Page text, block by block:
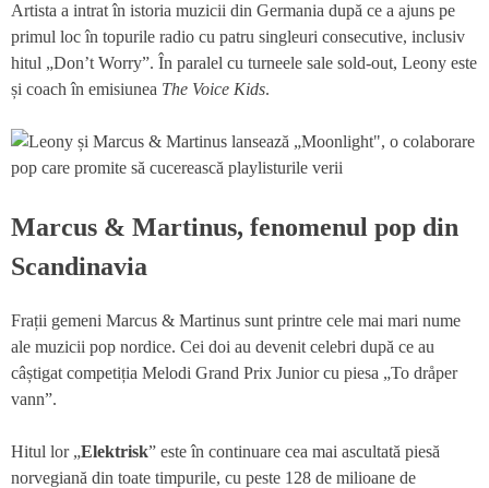
Artista a intrat în istoria muzicii din Germania după ce a ajuns pe
primul loc în topurile radio cu patru singleuri consecutive, inclusiv
hitul „Don’t Worry”. În paralel cu turneele sale sold-out, Leony este
și coach în emisiunea The Voice Kids.
Marcus & Martinus, fenomenul pop din
Scandinavia
Frații gemeni Marcus & Martinus sunt printre cele mai mari nume
ale muzicii pop nordice. Cei doi au devenit celebri după ce au
câștigat competiția Melodi Grand Prix Junior cu piesa „To dråper
vann”.
Hitul lor „Elektrisk” este în continuare cea mai ascultată piesă
norvegiană din toate timpurile, cu peste 128 de milioane de